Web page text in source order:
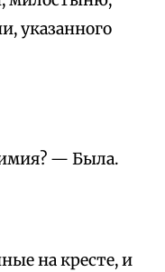
указанного
— Была.
на кресте, и